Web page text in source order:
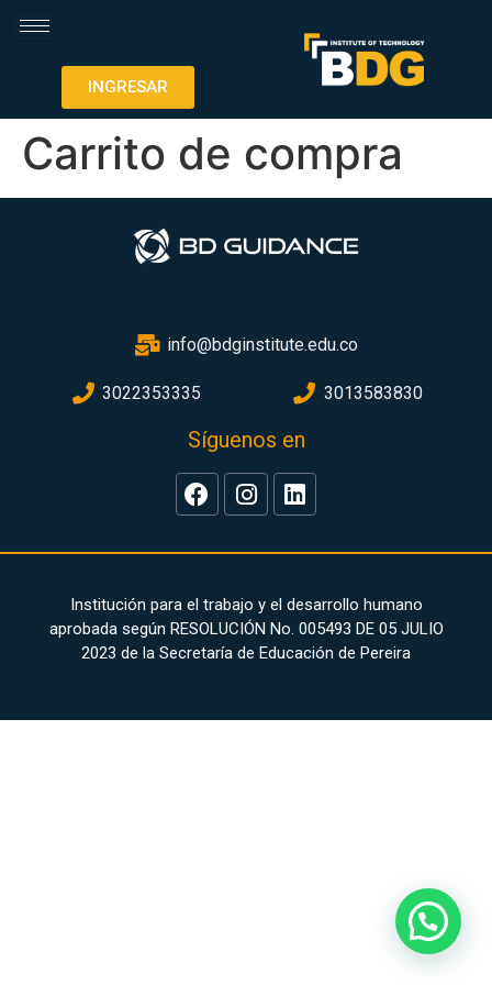
INGRESAR
Carrito de compra
info@bdginstitute.edu.co
3022353335 3013583830
Síguenos en
Institución para el trabajo y el desarrollo humano
aprobada según RESOLUCIÓN No. 005493 DE 05 JULIO
2023 de la Secretaría de Educación de Pereira